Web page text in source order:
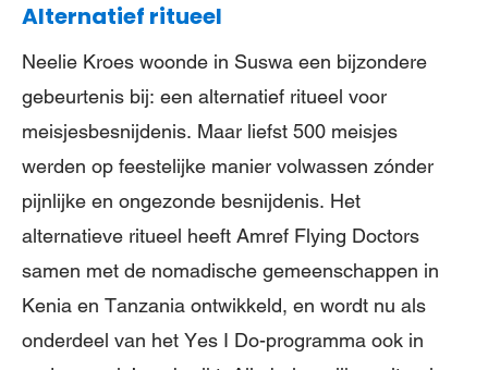
Alternatief ritueel
Neelie Kroes woonde in Suswa een bijzondere
gebeurtenis bij: een alternatief ritueel voor
meisjesbesnijdenis. Maar liefst 500 meisjes
werden op feestelijke manier volwassen zónder
pijnlijke en ongezonde besnijdenis. Het
alternatieve ritueel heeft Amref Flying Doctors
samen met de nomadische gemeenschappen in
Kenia en Tanzania ontwikkeld, en wordt nu als
onderdeel van het Yes I Do-programma ook in